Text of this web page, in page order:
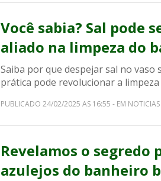
Você sabia? Sal pode
aliado na limpeza do
Saiba por que despejar sal no
prática pode revolucionar a limpeza
PUBLICADO 24/02/2025 AS 16:55 - EM NOTICIAS
Revelamos o segredo
azulejos do banheiro